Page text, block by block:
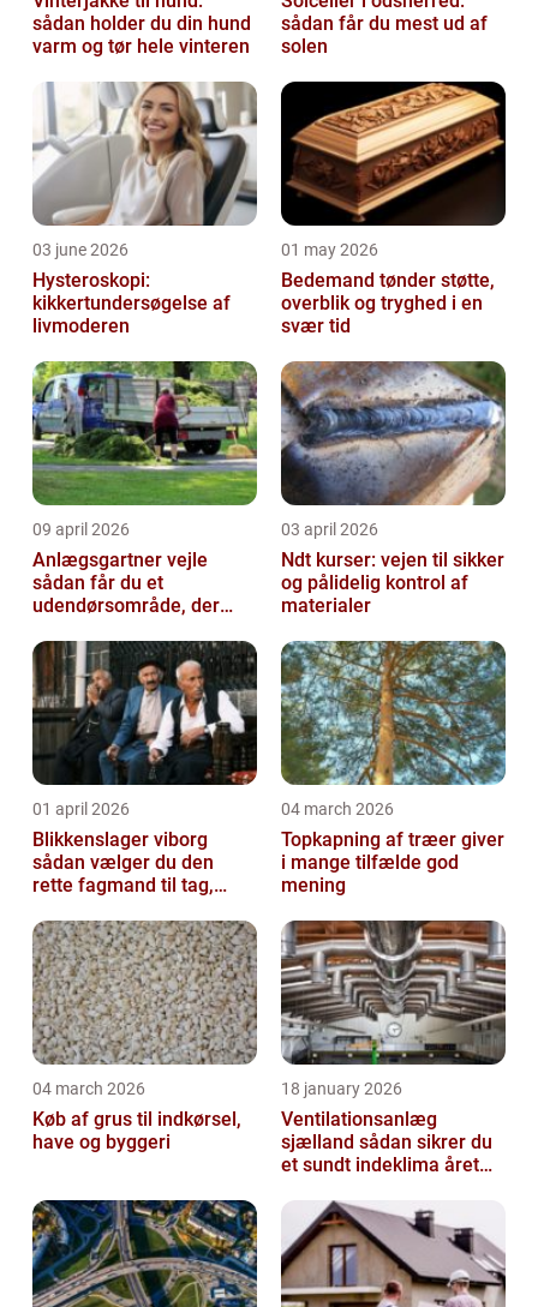
sådan holder du din hund
varm og tør hele vinteren
sådan får du mest ud af
solen
03 june 2026
Hysteroskopi:
kikkertundersøgelse af
livmoderen
01 may 2026
Bedemand tønder støtte,
overblik og tryghed i en
svær tid
09 april 2026
Anlægsgartner vejle
sådan får du et
udendørsområde, der
03 april 2026
Ndt kurser: vejen til sikker
og pålidelig kontrol af
materialer
01 april 2026
Blikkenslager viborg
sådan vælger du den
rette fagmand til tag,
04 march 2026
Topkapning af træer giver
i mange tilfælde god
mening
04 march 2026
Køb af grus til indkørsel,
have og byggeri
18 january 2026
Ventilationsanlæg
sjælland sådan sikrer du
et sundt indeklima året